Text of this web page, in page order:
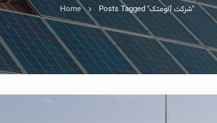
Home Posts Tagged "شرکت آلومتک"